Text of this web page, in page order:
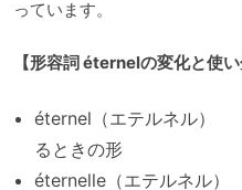
っています。
【形容詞 éternelの変化と使い
éternel（エテルネル
るときの形
éternelle（エテルネル